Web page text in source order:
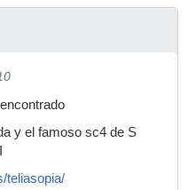
y el famoso sc4 de S
teliasopia/